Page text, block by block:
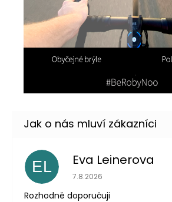
EL Eva Leinerova
Hodnocení obchodu je 5
7.8.2026
Rozhodně doporučuji